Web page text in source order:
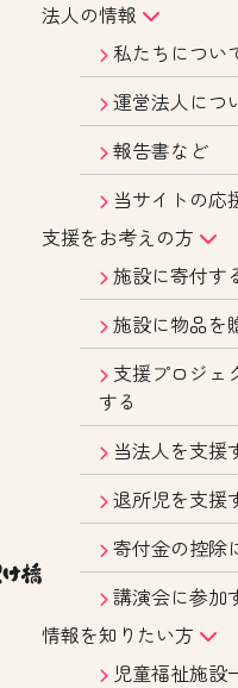
法人の情報
私たちについ
運営法人につ
報告書など
当サイトの応
支援をお考えの方
施設に寄付す
施設に物品を
支援プロジェ
する
当法人を支援
退所児を支援
寄付金の控除
講演会に参加
情報を知りたい方
児童福祉施設